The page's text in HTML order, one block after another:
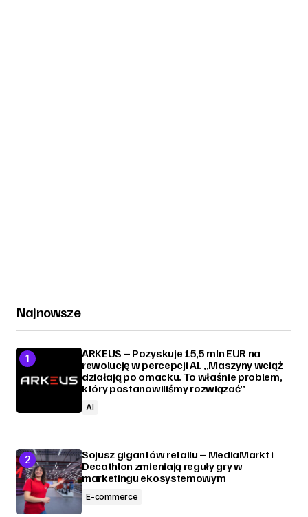
Najnowsze
ARKEUS – Pozyskuje 15,5 mln EUR na
rewolucję w percepcji AI. „Maszyny wciąż
działają po omacku. To właśnie problem,
który postanowiliśmy rozwiązać”
AI
Sojusz gigantów retailu – MediaMarkt i
Decathlon zmieniają reguły gry w
marketingu ekosystemowym
E-commerce